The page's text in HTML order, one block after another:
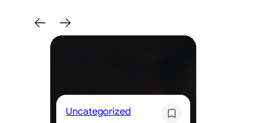
Uncategorized